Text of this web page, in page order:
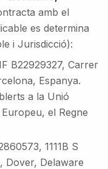
amb el
es determina
i Jurisdicció):
B22929327, Carrer
Espanya.
a la Unió
el Regne
1111B S
Dover, Delaware